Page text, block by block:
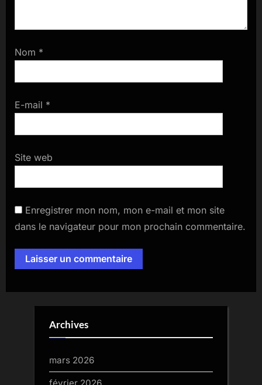
Nom *
E-mail *
Site web
Enregistrer mon nom, mon e-mail et mon site
dans le navigateur pour mon prochain commentaire.
Archives
mars 2026